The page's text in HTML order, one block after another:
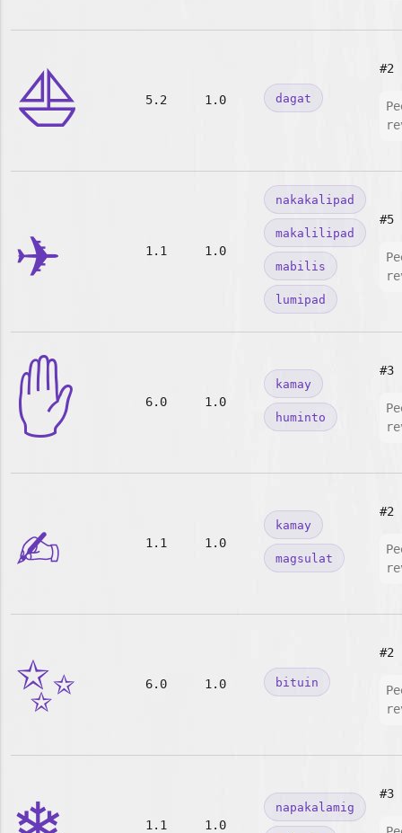
⛵ 5.2 1.0 dagat
#2
✈️ 1.1 1.0
nakakalipad
makalilipad
mabilis
lumipad
#5
✋ 6.0 1.0
kamay
huminto
#3
✍️ 1.1 1.0
kamay
magsulat
#2
✨ 6.0 1.0 bituin
#2
1.1 1.0
napakalamig
#3